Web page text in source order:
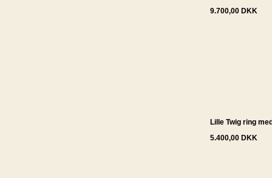
9.700,00 DKK
Lille Twig ring
5.400,00 DKK